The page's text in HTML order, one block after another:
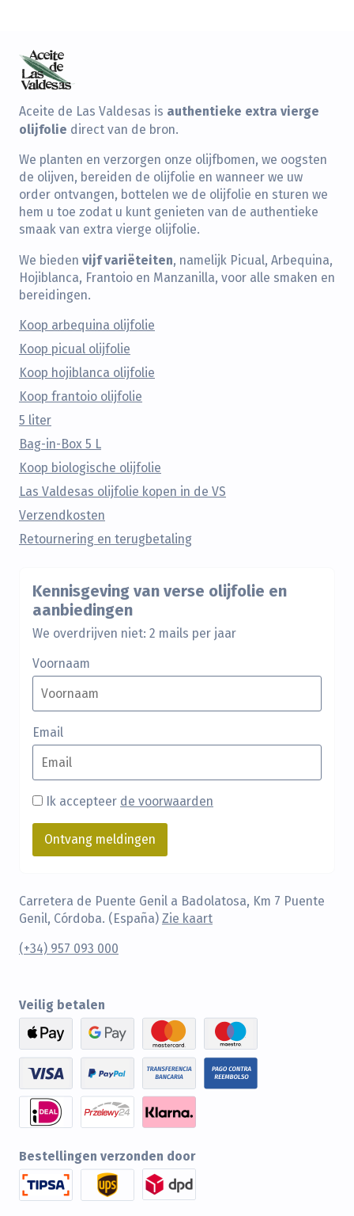
Aceite de Las Valdesas is authentieke extra vierge
olijfolie direct van de bron.
We planten en verzorgen onze olijfbomen, we oogsten
de olijven, bereiden de olijfolie en wanneer we uw
order ontvangen, bottelen we de olijfolie en sturen we
hem u toe zodat u kunt genieten van de authentieke
smaak van extra vierge olijfolie.
We bieden vijf variëteiten, namelijk Picual, Arbequina,
Hojiblanca, Frantoio en Manzanilla, voor alle smaken en
bereidingen.
Koop arbequina olijfolie
Koop picual olijfolie
Koop hojiblanca olijfolie
Koop frantoio olijfolie
5 liter
Bag-in-Box 5 L
Koop biologische olijfolie
Las Valdesas olijfolie kopen in de VS
Verzendkosten
Retournering en terugbetaling
Kennisgeving van verse olijfolie en
aanbiedingen
We overdrijven niet: 2 mails per jaar
Voornaam
Email
Ik accepteer de voorwaarden
Carretera de Puente Genil a Badolatosa, Km 7 Puente
Genil, Córdoba. (España)Zie kaart
(+34) 957 093 000
Veilig betalen
Bestellingen verzonden door